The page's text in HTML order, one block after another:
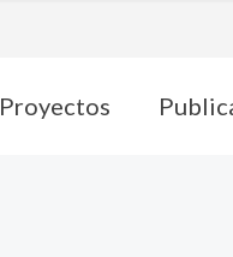
Proyectos